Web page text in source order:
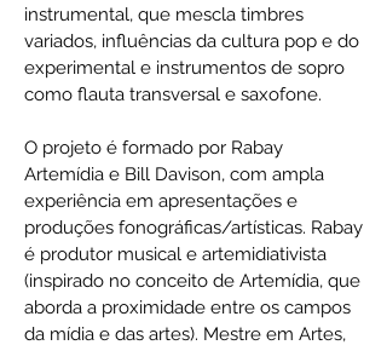
instrumental, que mescla timbres
variados, influências da cultura pop e do
experimental e instrumentos de sopro
como flauta transversal e saxofone.
O projeto é formado por Rabay
Artemídia e Bill Davison, com ampla
experiência em apresentações e
produções fonográficas/artísticas. Rabay
é produtor musical e artemidiativista
(inspirado no conceito de Artemídia, que
aborda a proximidade entre os campos
da mídia e das artes). Mestre em Artes,